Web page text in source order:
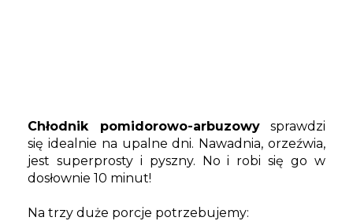
Chłodnik pomidorowo-arbuzowysprawdzi
się idealnie na upalne dni. Nawadnia, orzeźwia,
jest superprosty i pyszny. No i robi się go w
dosłownie 10 minut!
Na trzy duże porcje potrzebujemy: